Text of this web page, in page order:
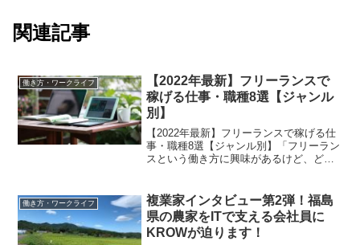
関連記事
働き方・ワークライフ
【2022年最新】フリーランスで
稼げる仕事・職種8選【ジャンル
別】
【2022年最新】フリーランスで稼げる仕
事・職種8選【ジャンル別】「フリーラン
スという働き方に興味があるけど、どん
内容は様々に存在します。そこでこちら
では、「フリー...
働き方・ワークライフ
複業家インタビュー第2弾！福島
県の農家をITで支える会社員に
KROWが迫ります！